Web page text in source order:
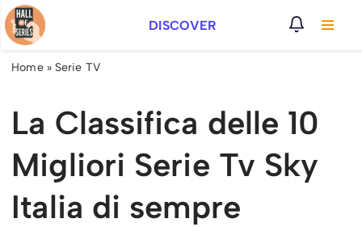
Vai
al
DISCOVER
Home» Serie TV
La Classifica delle 10
Migliori Serie Tv Sky
Italia di sempre